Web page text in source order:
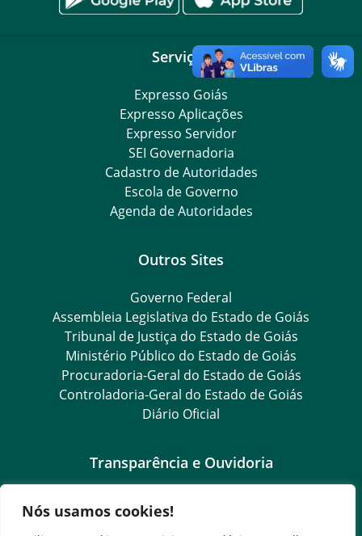
Nós usamos cookies!
Serviços
Expresso Goiás
Expresso Aplicações
Expresso Servidor
SEI Governadoria
Cadastro de Autoridades
Escola de Governo
Agenda de Autoridades
Outros Sites
Governo Federal
Assembleia Legislativa do Estado de Goiás
Tribunal de Justiça do Estado de Goiás
Ministério Público do Estado de Goiás
Procuradoria-Geral do Estado de Goiás
Controladoria-Geral do Estado de Goiás
Diário Oficial
Transparência e Ouvidoria
Goiás Transparência